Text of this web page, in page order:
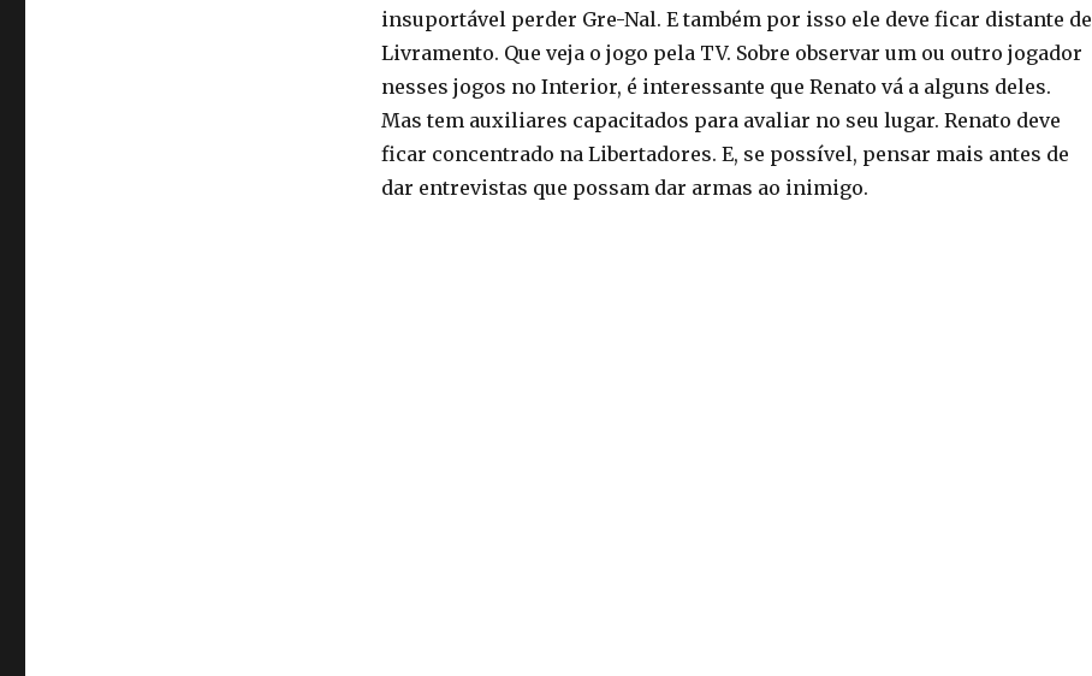
insuportável perder Gre-Nal. E também por isso ele deve ficar distante de
Livramento. Que veja o jogo pela TV. Sobre observar um ou outro jogador
nesses jogos no Interior, é interessante que Renato vá a alguns deles.
Mas tem auxiliares capacitados para avaliar no seu lugar. Renato deve
ficar concentrado na Libertadores. E, se possível, pensar mais antes de
dar entrevistas que possam dar armas ao inimigo.